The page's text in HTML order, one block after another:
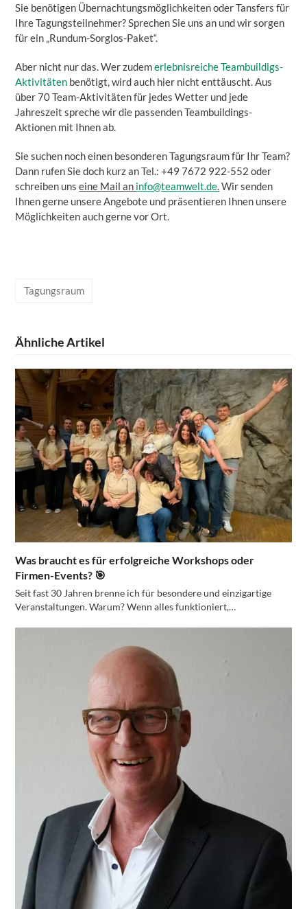
Sie benötigen Übernachtungsmöglichkeiten oder Tansfers für
Ihre Tagungsteilnehmer? Sprechen Sie uns an und wir sorgen
für ein „Rundum-Sorglos-Paket“.
Aber nicht nur das. Wer zudemerlebnisreiche Teambuildigs-
Aktivitäten benötigt, wird auch hier nicht enttäuscht. Aus
über 70 Team-Aktivitäten für jedes Wetter und jede
Jahreszeit spreche wir die passenden Teambuildings-
Aktionen mit Ihnen ab.
Sie suchen noch einen besonderen Tagungsraum für Ihr Team?
Dann rufen Sie doch kurz an Tel.: +49 7672 922-552 oder
schreiben unseine Mail an info@teamwelt.de.Wir senden
Ihnen gerne unsere Angebote und präsentieren Ihnen unsere
Möglichkeiten auch gerne vor Ort.
Tagungsraum
Ähnliche Artikel
Was braucht es für erfolgreiche Workshops oder
Firmen-Events? 🎯
Seit fast 30 Jahren brenne ich für besondere und einzigartige
Veranstaltungen. Warum? Wenn alles funktioniert,…